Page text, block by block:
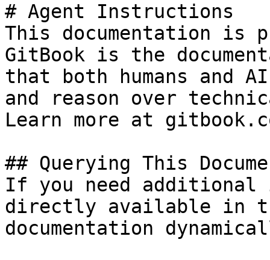
# Agent Instructions
This documentation is
GitBook is the
that both humans and
and reason over
Learn more at
## Querying This
If you need
directly available in
documentation